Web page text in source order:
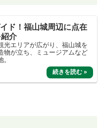
ド！福山城周辺に点在
介
光エリアが広がり、福山城を
物が立ち、ミュージアムなど